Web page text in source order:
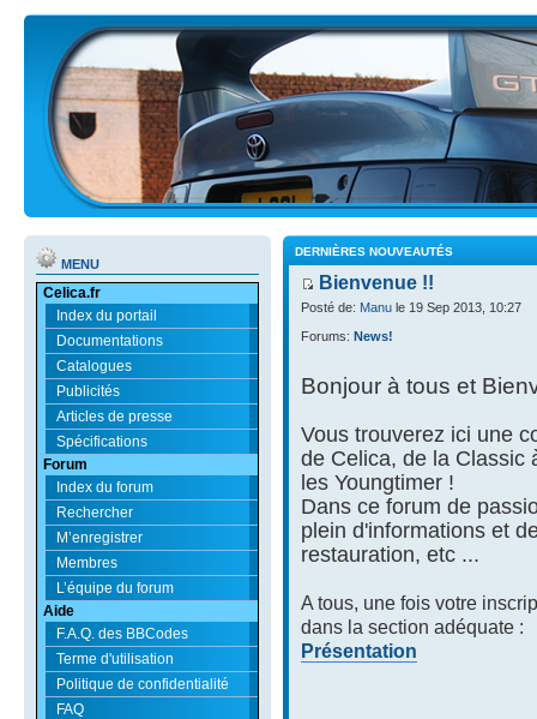
MENU
Celica.fr
Index du portail
Documentations
Catalogues
Publicités
Articles de presse
Spécifications
Forum
Index du forum
Rechercher
M’enregistrer
Membres
L’équipe du forum
Aide
F.A.Q. des BBCodes
Terme d'utilisation
Politique de confidentialité
FAQ
DERNIÈRES NOUVEAUTÉS
Bienvenue !!
Posté de: Manu le 19 Sep 2013, 10:27
Forums: News!
Bonjour à tous et
Vous trouverez ici une
de Celica, de la Classic
les Youngtimer !
Dans ce forum de
plein d'informations et
restauration, etc ...
A tous, une fois votre
dans la section adéquate :
Présentation